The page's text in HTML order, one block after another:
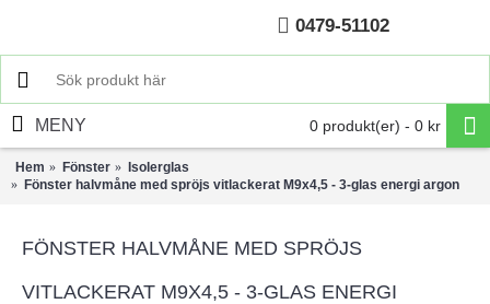
0479-51102
0 produkt(er) - 0 kr
MENY
Hem Fönster
Isolerglas
Fönster halvmåne med spröjs vitlackerat M9x4,5 - 3-glas energi argon
FÖNSTER HALVMÅNE MED SPRÖJS
VITLACKERAT M9X4,5 - 3-GLAS ENERGI